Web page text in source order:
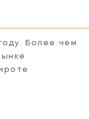
Более чем